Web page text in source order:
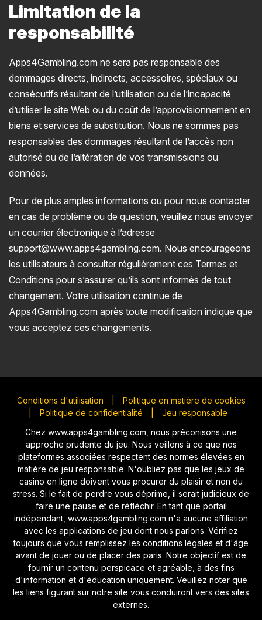
Limitation de la
responsabilité
Apps4Gambling.com ne sera pas responsable des
dommages directs, indirects, accessoires, spéciaux ou
consécutifs résultant de l’utilisation ou de l’incapacité
d’utiliser le site Web ou du coût de l’approvisionnement en
biens et services de substitution. Nous ne sommes pas
responsables des dommages résultant de l’accès non
autorisé ou de l’altération de vos transmissions ou
données.
Pour de plus amples informations ou pour nous contacter
en cas de problème ou de question, veuillez nous envoyer
un courrier électronique à l’adresse
support@www.apps4gambling.com. Nous encourageons
les utilisateurs à consulter régulièrement ces Termes et
Conditions pour s’assurer qu’ils sont informés de tout
changement. Votre utilisation continue de
Apps4Gambling.com après toute modification indique que
vous acceptez ces changements.
Conditions d'utilisation
Politique en matière de cookies
Politique de confidentialité
Jeu responsable
Chez www.apps4gambling.com, nous préconisons une
approche prudente du jeu. Nous veillons à ce que nos
plateformes associées respectent des normes élevées en
matière de jeu responsable. N'oubliez pas que les jeux de
casino en ligne doivent vous procurer du plaisir et non du
stress. Si le fait de perdre vous déprime, il serait judicieux de
faire une pause et de réfléchir. En tant que portail
indépendant, www.apps4gambling.com n'a aucune affiliation
avec les applications de jeu dont nous parlons. Vérifiez
toujours que vous remplissez les conditions légales et d'âge
avant de jouer ou de placer des paris. Notre objectif est de
fournir un contenu perspicace et agréable, à des fins
d'information et d'éducation uniquement. Veuillez noter que
les liens figurant sur notre site vous conduiront vers des sites
externes.